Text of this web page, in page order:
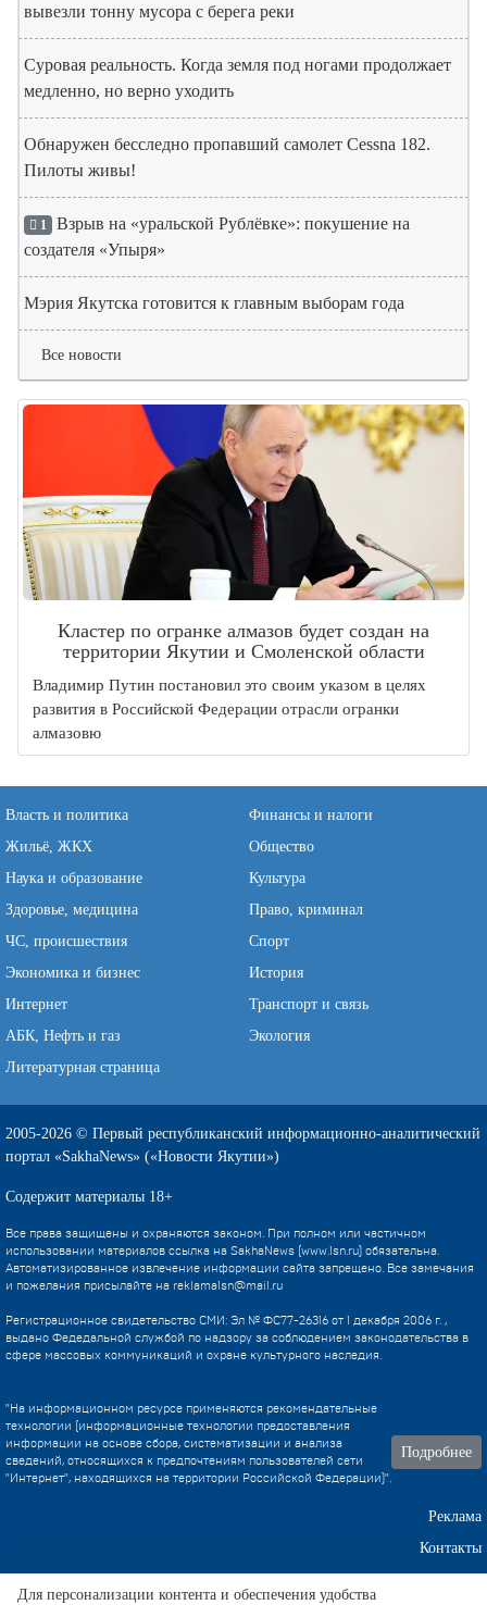
вывезли тонну мусора с берега реки
Суровая реальность. Когда земля под ногами продолжает
медленно, но верно уходить
Обнаружен бесследно пропавший самолет Cessna 182.
Пилоты живы!
1 Взрыв на «уральской Рублёвке»: покушение на
создателя «Упыря»
Мэрия Якутска готовится к главным выборам года
Все новости
Кластер по огранке алмазов будет создан на
территории Якутии и Смоленской области
Владимир Путин постановил это своим указом в целях
развития в Российской Федерации отрасли огранки
алмазовю
Власть и политика
Финансы и налоги
Жильё, ЖКХ
Общество
Наука и образование
Культура
Здоровье, медицина
Право, криминал
ЧС, происшествия
Спорт
Экономика и бизнес
История
Интернет
Транспорт и связь
АБК, Нефть и газ
Экология
Литературная страница
2005-2026 © Первый республиканский информационно-аналитический
портал «SakhaNews» («Новости Якутии»)
Содержит материалы 18+
Все права защищены и охраняются законом. При полном или частичном
использовании материалов ссылка на SakhaNews (www.1sn.ru) обязательна.
Автоматизированное извлечение информации сайта запрещено. Все замечания
и пожелания присылайте на reklama1sn@mail.ru
Регистрационное свидетельство СМИ: Эл № ФС77-26316 от 1 декабря 2006 г. ,
выдано Федедальной службой по надзору за соблюдением законодательства в
сфере массовых коммуникаций и охране культурного наследия.
"На информационном ресурсе применяются рекомендательные
технологии (информационные технологии предоставления
информации на основе сбора, систематизации и анализа
сведений, относящихся к предпочтениям пользователей сети
"Интернет", находящихся на территории Российской Федерации)".
Подробнее
Реклама
Контакты
Техническа поддержка
Для персонализации контента и обеспечения удобства